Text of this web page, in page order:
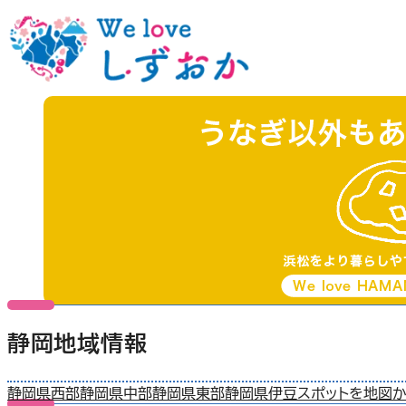
静岡地域情報
静岡県西部静岡県中部静岡県東部静岡県伊豆スポットを地図